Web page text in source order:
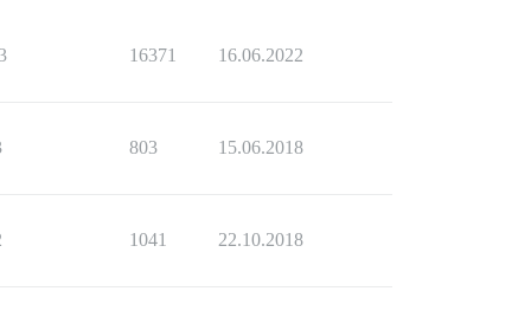
16371 16.06.2022
803 15.06.2018
1041 22.10.2018